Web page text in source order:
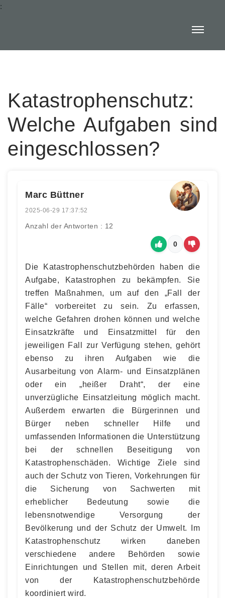
:
Katastrophenschutz:
Welche Aufgaben sind
eingeschlossen?
Marc Büttner
2025-06-29 17:37:52
Anzahl der Antworten : 12
0
Die Katastrophenschutzbehörden haben die
Aufgabe, Katastrophen zu bekämpfen. Sie
treffen Maßnahmen, um auf den „Fall der
Fälle“ vorbereitet zu sein. Zu erfassen,
welche Gefahren drohen können und welche
Einsatzkräfte und Einsatzmittel für den
jeweiligen Fall zur Verfügung stehen, gehört
ebenso zu ihren Aufgaben wie die
Ausarbeitung von Alarm- und Einsatzplänen
oder ein „heißer Draht“, der eine
unverzügliche Einsatzleitung möglich macht.
Außerdem erwarten die Bürgerinnen und
Bürger neben schneller Hilfe und
umfassenden Informationen die Unterstützung
bei der schnellen Beseitigung von
Katastrophenschäden. Wichtige Ziele sind
auch der Schutz von Tieren, Vorkehrungen für
die Sicherung von Sachwerten mit
erheblicher Bedeutung sowie die
lebensnotwendige Versorgung der
Bevölkerung und der Schutz der Umwelt. Im
Katastrophenschutz wirken daneben
verschiedene andere Behörden sowie
Einrichtungen und Stellen mit, deren Arbeit
von der Katastrophenschutzbehörde
koordiniert wird.